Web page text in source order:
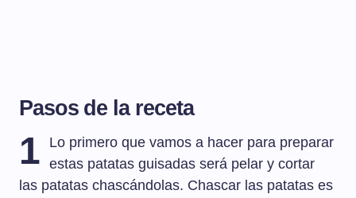
Pasos de la receta
1
Lo primero que vamos a hacer para preparar
estas patatas guisadas será pelar y cortar
las patatas chascándolas. Chascar las patatas es